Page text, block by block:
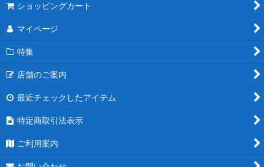
ショッピングカート
マイページ
特集
店舗のご案内
最近チェックしたアイテム
特定商取引法表示
ご利用案内